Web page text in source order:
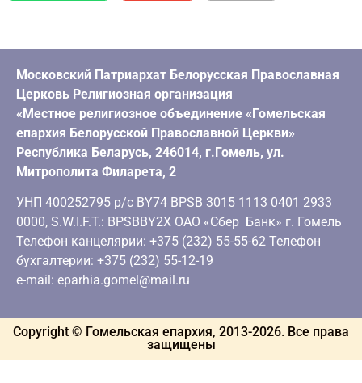
Московский Патриархат Белорусская Православная
Церковь Религиозная организация
«Местное религиозное объединение «Гомельская
епархия Белорусской Православной Церкви»
Республика Беларусь, 246014, г.Гомель, ул.
Митрополита Филарета, 2
УНП 400252795 р/с BY74 BPSB 3015 1113 0401 2933
0000, S.W.I.F.T.: BPSBBY2X ОАО «Сбер Банк» г. Гомель
Телефон канцелярии: +375 (232) 55-55-62 Телефон
бухгалтерии: +375 (232) 55-12-19
e-mail: eparhia.gomel@mail.ru
Copyright © Гомельская епархия, 2013-2026. Все права
защищены